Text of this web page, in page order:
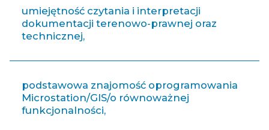
umiejętność czytania i interpretacji
dokumentacji terenowo-prawnej oraz
technicznej,
podstawowa znajomość oprogramowania
Microstation/GIS/o równoważnej
funkcjonalności,